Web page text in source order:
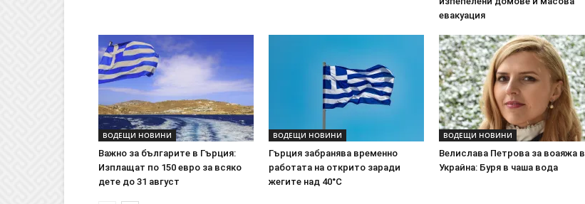
евакуация
ВОДЕЩИ НОВИНИ
Важно за българите в Гърция:
Изплащат по 150 евро за всяко
дете до 31 август
ВОДЕЩИ НОВИНИ
Гърция забранява временно
работата на открито заради
жегите над 40°C
ВОДЕЩИ НОВИНИ
Велислава Петрова за воаяжа в
Украйна: Буря в чаша вода